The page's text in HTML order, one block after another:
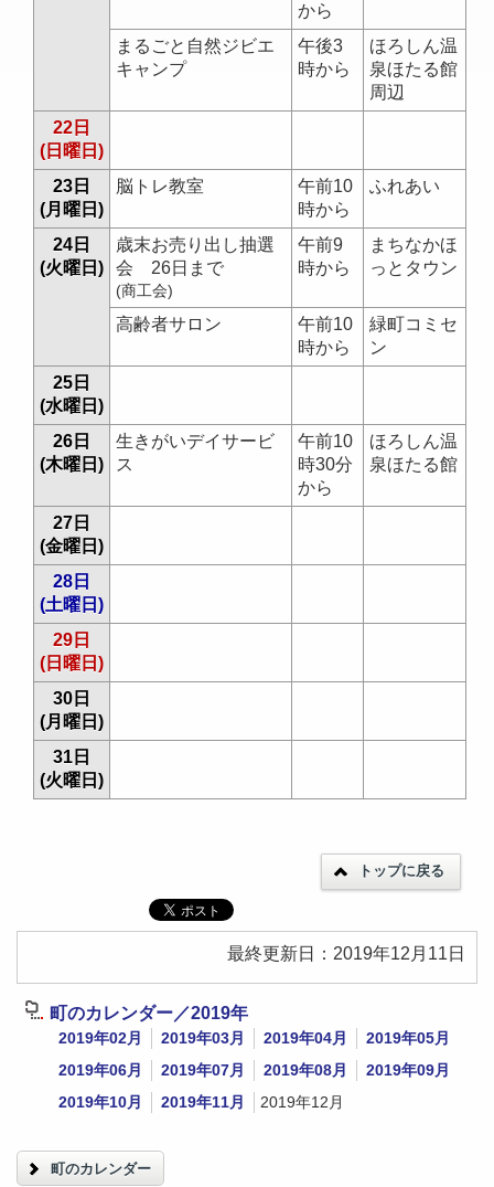
から
まるごと自然ジビエ
キャンプ
午後3
時から
ほろしん温
泉ほたる館
周辺
22日
(日曜日)
23日
(月曜日)
脳トレ教室
午前10
時から
ふれあい
24日
(火曜日)
歳末お売り出し抽選
会 26日まで
(商工会)
午前9
時から
まちなかほ
っとタウン
高齢者サロン
午前10
時から
緑町コミセ
ン
25日
(水曜日)
26日
(木曜日)
生きがいデイサービ
ス
午前10
時30分
から
ほろしん温
泉ほたる館
27日
(金曜日)
28日
(土曜日)
29日
(日曜日)
30日
(月曜日)
31日
(火曜日)
トップに戻る
最終更新日：2019年12月11日
町のカレンダー／2019年
2019年02月 2019年03月 2019年04月
2019年05月
2019年06月
2019年07月 2019年08月
2019年09月
2019年10月
2019年11月 2019年12月
町のカレンダー